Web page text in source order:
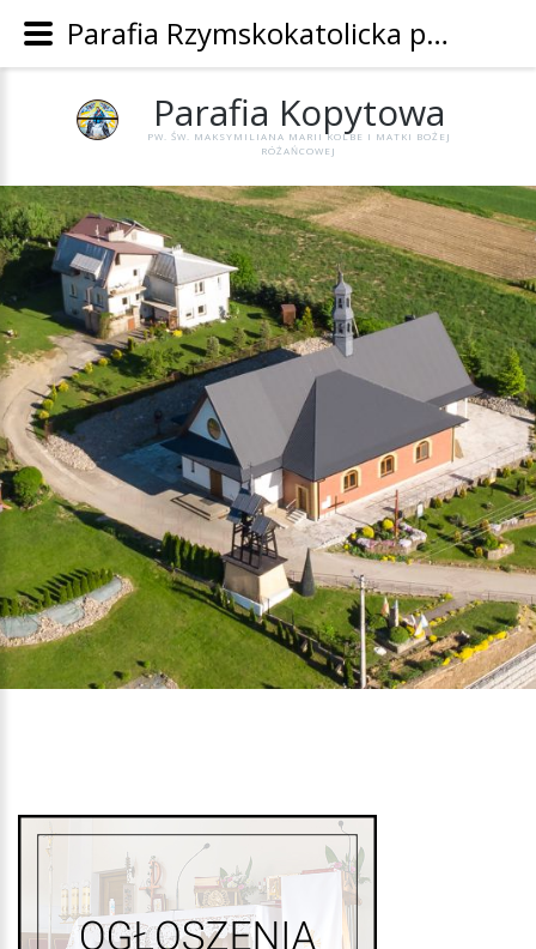
Parafia Kopytowa
PW. ŚW. MAKSYMILIANA MARII KOLBE I MATKI BOŻEJ
RÓŻAŃCOWEJ
Parafia Rzymskokatolicka pw. Św. Maksymiliana Marii Kolbe i Matki Bożej Różańcowej w Kopytowej - Parafia Kopytowa